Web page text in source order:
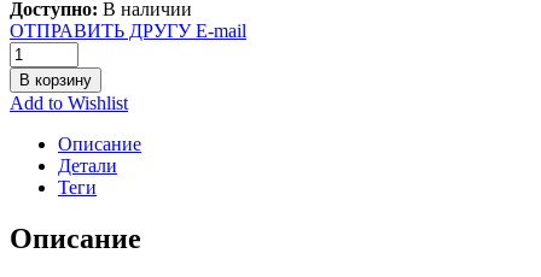
Доступно: В наличии
ОТПРАВИТЬ ДРУГУ E-mail
В корзину
Add to Wishlist
Описание
Детали
Теги
Описание